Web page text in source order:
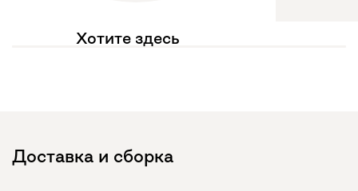
Хотите здесь
Доставка и сборка